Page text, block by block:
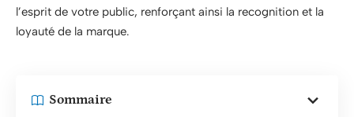
l’esprit de votre public, renforçant ainsi la recognition et la
loyauté de la marque.
Sommaire